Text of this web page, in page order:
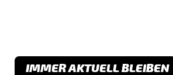
IMMER AKTUELL BLEIBEN